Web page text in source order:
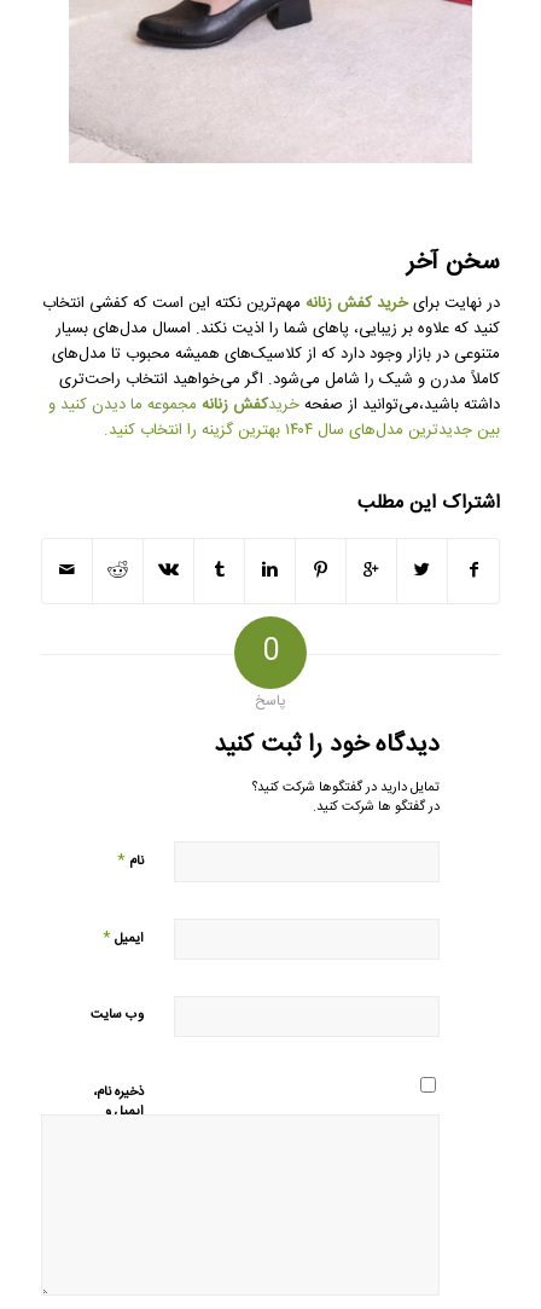
سخن آخر
در نهایت برایخرید کفش زنانهمهم‌ترین نکته این است که کفشی انتخاب
کنید که علاوه بر زیبایی، پاهای شما را اذیت نکند. امسال مدل‌های بسیار
متنوعی در بازار وجود دارد که از کلاسیک‌های همیشه محبوب تا مدل‌های
کاملاً مدرن و شیک را شامل می‌شود. اگر می‌خواهید انتخاب راحت‌تری
داشته باشید،می‌توانید از صفحهخریدکفش زنانه مجموعه ما دیدن کنید و
بین جدیدترین مدل‌های سال ۱۴۰۴ بهترین گزینه را انتخاب کنید.
اشتراک این مطلب
0
پاسخ
دیدگاه خود را ثبت کنید
تمایل دارید در گفتگوها شرکت کنید؟
در گفتگو ها شرکت کنید.
نام *
ایمیل*
وب‌ سایت
ذخیره نام،
ایمیل و